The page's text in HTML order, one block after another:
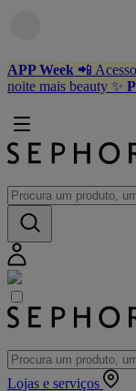
APP Week 📲
noite mais beauty ✨
Lojas e serviços